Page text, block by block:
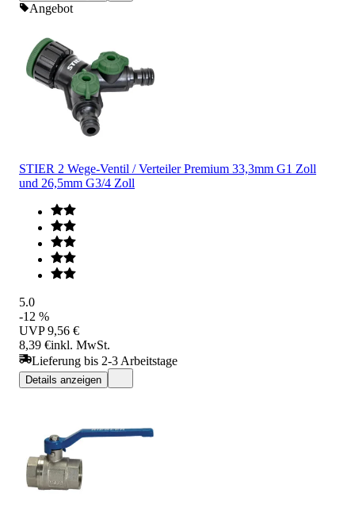
Angebot
STIER 2 Wege-Ventil / Verteiler Premium 33,3mm G1 Zoll
und 26,5mm G3/4 Zoll
5.0
-12 %
UVP 9,56 €
8,39 €inkl. MwSt.
Lieferung bis 2-3 Arbeitstage
Details anzeigen